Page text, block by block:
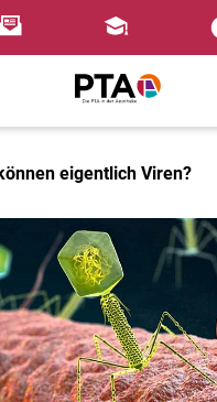
Newsletter
Home
eigentlich Viren?